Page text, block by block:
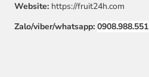
Website: https://fruit24h.com
Zalo/viber/whatsapp: 0908.988.551